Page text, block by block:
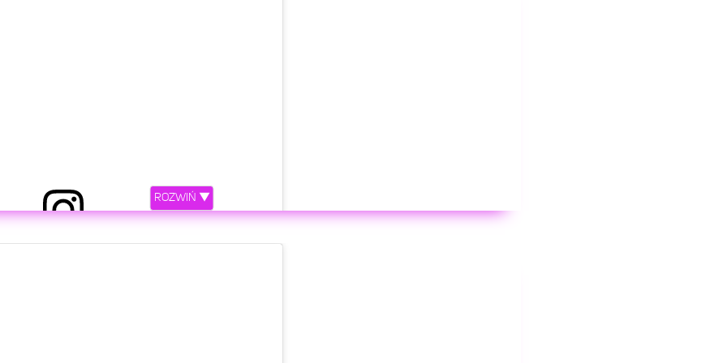
. Za projekt wieżowca odpowiada
Wieżowiec ma być najwyższym budynkiem na
#skyscraper #varso #budowa #architecture
ROZWIŃ ▼